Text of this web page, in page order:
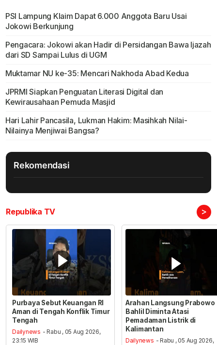
PSI Lampung Klaim Dapat 6.000 Anggota Baru Usai
Jokowi Berkunjung
Pengacara: Jokowi akan Hadir di Persidangan Bawa Ijazah
dari SD Sampai Lulus di UGM
Muktamar NU ke-35: Mencari Nakhoda Abad Kedua
JPRMI Siapkan Penguatan Literasi Digital dan
Kewirausahaan Pemuda Masjid
Hari Lahir Pancasila, Lukman Hakim: Masihkah Nilai-
Nilainya Menjiwai Bangsa?
Rekomendasi
Republika TV >
Purbaya Sebut Keuangan RI
Aman di Tengah Konflik Timur
Tengah
Dailynews - Rabu , 05 Aug 2026,
23:15 WIB
Arahan Langsung Prabowo
Bahlil Diminta Atasi
Pemadaman Listrik di
Kalimantan
Dailynews - Rabu , 05 Aug 2026,